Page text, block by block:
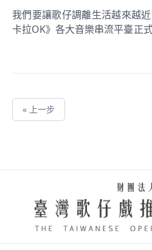
體驗中印象最深刻的畫面，即
最高可獲禮券6,000元，得獎者
禮包，詳情請上基金會官網及
廣基金會林茂賢表示：基金會
了從小培養歌仔戲的觀眾，就
仔曲調，唱出活動的初心，冀
發芽茁壯，終有一天將會『滿
團《小綠的追雲傘》 南投中興
光榮北路1號） 🐶 8/1(六) 奇
務》臺中圓滿戶外劇場（臺
我們要讓歌仔調離生活越來越
卡拉OK》各大音樂串流平臺正
隨時點，隨時聽讓歌仔調成為
架Apple Music｜KKBOX
讓歌仔聲，陪伴更多人
https://music.apple.com/tw/
https://open.spotify.com/
MUSIC ►
tw.line.me/album/
https://music.amazon.ca/
« 上一步